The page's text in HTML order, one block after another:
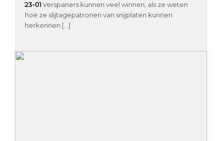
23-01 Verspaners kunnen veel winnen, als ze weten
hoe ze slijtagepatronen van snijplaten kunnen
herkennen […]